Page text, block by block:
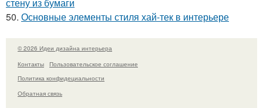
50. Основные элементы стиля хай-тек в интерьере
© 2026 Идеи дизайна интерьера
Контакты
Пользовательское соглашение
Политика конфидециальности
Обратная связь